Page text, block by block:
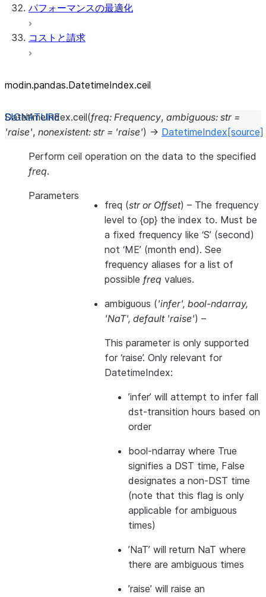
パフォーマンスの最適化
コストと請求
modin.pandas.DatetimeIndex.ceil
DatetimeIndex.ceil(freq: Frequency, ambiguous: str =
'raise', nonexistent: str = 'raise') → DatetimeIndex [source]
Perform ceil operation on the data to the specified
freq.
Parameters
freq (stror Offset) – The frequency
level to {op} the index to. Must be
a fixed frequency like ‘S’ (second)
not ‘ME’ (month end). See
frequency aliases for a list of
possible freq values.
ambiguous ('infer', bool-ndarray,
'NaT', default 'raise') –
This parameter is only supported
for ‘raise’. Only relevant for
DatetimeIndex:
’infer’ will attempt to infer fall
dst-transition hours based on
order
bool-ndarray where True
signifies a DST time, False
designates a non-DST time
(note that this flag is only
applicable for ambiguous
times)
’NaT’ will return NaT where
there are ambiguous times
’raise’ will raise an